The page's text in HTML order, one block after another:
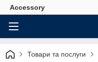
Accessory
Товари та послуги